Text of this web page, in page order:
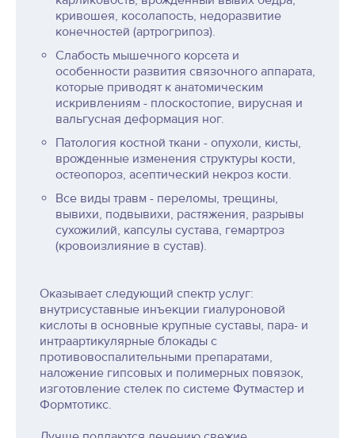
кривошея, косолапость, недоразвитие
конечностей (артрогрипоз).
Слабость мышечного корсета и
особенности развития связочного аппарата,
которые приводят к анатомическим
искривлениям - плоскостопие, вирусная и
вальгусная деформация ног.
Патология костной ткани - опухоли, кисты,
врожденные изменения структуры кости,
остеопороз, асептический некроз кости.
Все виды травм - переломы, трещины,
вывихи, подвывихи, растяжения, разрывы
сухожилий, капсулы сустава, гемартроз
(кровоизлияние в сустав).
Оказывает следующий спектр услуг:
внутрисуставные инъекции гиалуроновой
кислоты в основные крупные суставы, пара- и
интраартикулярные блокады с
противовоспалительными препаратами,
наложение гипсовых и полимерных повязок,
изготовление стелек по системе Футмастер и
Формтотикс.